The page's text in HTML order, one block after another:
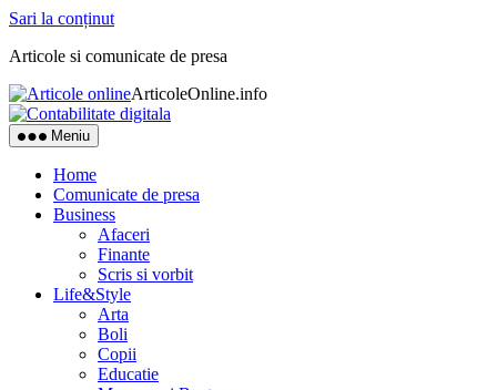
Sari la conținut
Articole si comunicate de presa
ArticoleOnline.info
Meniu
Home
Comunicate de presa
Business
Afaceri
Finante
Scris si vorbit
Life&Style
Arta
Boli
Copii
Educatie